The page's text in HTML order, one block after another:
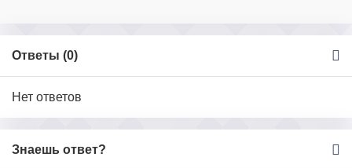
Ответы (0)
Нет ответов
Знаешь ответ?